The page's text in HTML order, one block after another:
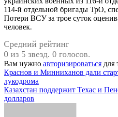
114-й отдельной бригады ТрО,
Потери ВСУ за трое суток
человек.
Средний рейтинг
0 из 5 звезд. 0 голосов.
Вам нужно авторизироваться для
Навигация
по
записям
Краснов и Минниханов дали
лукодрома
Казахстан поддержит Техас и
долларов